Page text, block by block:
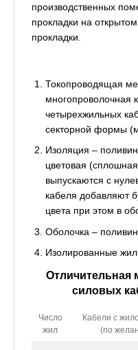
производственных
прокладки на
прокладки.
Токопроводящая
многопроволочная
четырехжильных
секторной формы
Изоляция –
цветовая
выпускаются с
кабеля добавляют
цвета при этом в
Оболочка –
Изолированные
Отличительная
силовых
Число
жил
Кабели с
(по